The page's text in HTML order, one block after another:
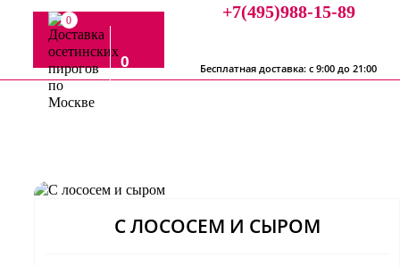
0
0
+7(495)988-15-89
Бесплатная доставка: с 9:00 до 21:00
С ЛОСОСЕМ И СЫРОМ